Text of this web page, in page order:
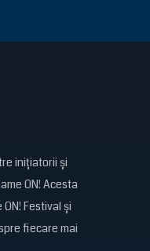
inițiatorii și
ON! Acesta
Festival și
fiecare mai